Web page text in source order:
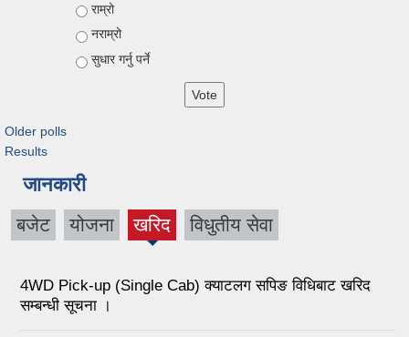
Choices
राम्रो
नराम्रो
सुधार गर्नु पर्ने
Older polls
Results
जानकारी
बजेट योजना खरिद विधुतीय सेवा
4WD Pick-up (Single Cab) क्याटलग सपिङ विधिबाट खरिद
सम्बन्धी सूचना ।